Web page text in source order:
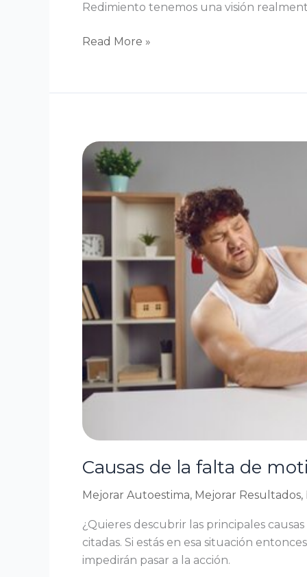
Redimiento tenemos una visión
Read More »
Causas de la falta de
Mejorar Autoestima, Mejorar Resultados,
¿Quieres descubrir las principales
citadas. Si estás en esa situación
impedirán pasar a la acción.
de
falta
de
:
cómo
reaccionar
y
superarla